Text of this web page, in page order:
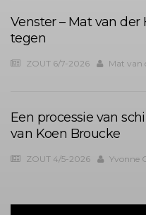
Venster – Mat van
tegen
ZOUT 6/7-2026 Mat van
Een processie van
van Koen Broucke
ZOUT 4/5-2026 Yvonne